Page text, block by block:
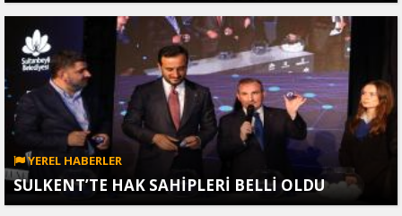
YEREL HABERLER
SULKENT’TE HAK SAHİPLERİ BELLİ OLDU